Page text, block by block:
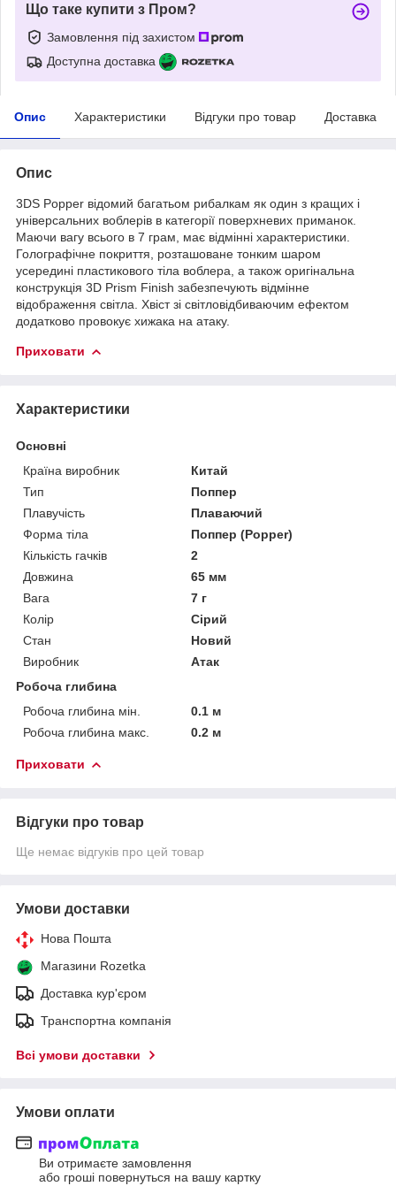
Що таке купити з Пром?
Замовлення під захистом
Доступна доставка
Опис Характеристики Відгуки про товар Доставка
Опис
3DS Popper відомий багатьом рибалкам як один з кращих і
універсальних воблерів в категорії поверхневих приманок.
Маючи вагу всього в 7 грам, має відмінні характеристики.
Голографічне покриття, розташоване тонким шаром
усередині пластикового тіла воблера, а також оригінальна
конструкція 3D Prism Finish забезпечують відмінне
відображення світла. Хвіст зі світловідбиваючим ефектом
додатково провокує хижака на атаку.
Приховати
Характеристики
Основні
Країна виробник
Китай
Тип
Поппер
Плавучість
Плаваючий
Форма тіла
Поппер (Popper)
Кількість гачків
2
Довжина
65 мм
Вага
7 г
Колір
Сірий
Стан
Новий
Виробник
Атак
Робоча глибина
Робоча глибина мін.
0.1 м
Робоча глибина макс.
0.2 м
Приховати
Відгуки про товар
Ще немає відгуків про цей товар
Умови доставки
Нова Пошта
Магазини Rozetka
Доставка кур'єром
Транспортна компанія
Всі умови доставки
Умови оплати
Ви отримаєте замовлення
або гроші повернуться на вашу картку